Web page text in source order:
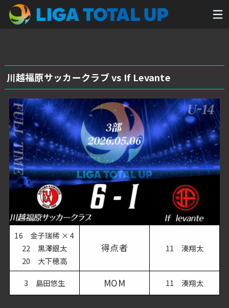
川越福原サッカークラブ vs If Levante
16 金子瑞稀 × 4
22 黒澤銀太
20 大下穂高
得点者 11 湊翔太
3 島田悠生 MOM 11 湊翔太